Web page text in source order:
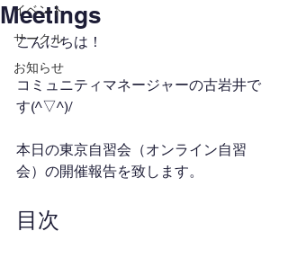
イベント
サークル
お知らせ
Meetings
こんにちは！
コミュニティマネージャーの古岩井で
す(^▽^)/
本日の東京自習会（オンライン自習
会）の開催報告を致します。
目次